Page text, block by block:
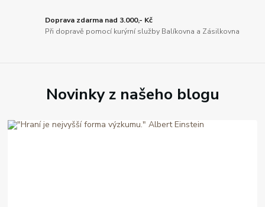
Doprava zdarma nad 3.000,- Kč
Při dopravě pomocí kurýrní služby Balíkovna a Zásilkovna
Novinky z našeho blogu